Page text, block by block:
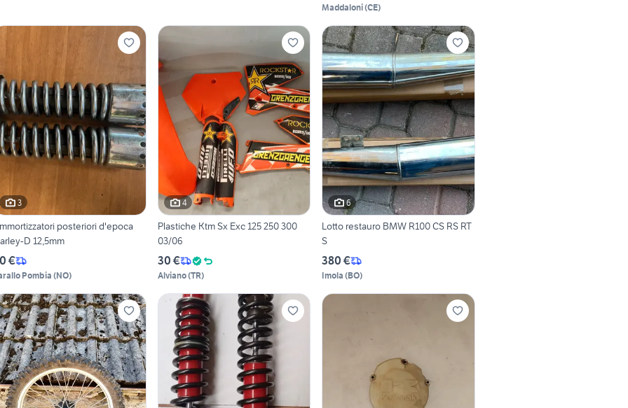
Maddaloni(CE)
3
posteriori d'epoca
D 12,5mm
€
Pombia (NO)
4
Plastiche Ktm Sx Exc 125 250 300
03/06
30 €
Alviano(TR)
6
Lotto restauro BMW R100 CS RS RT
S
380 €
Imola (BO)